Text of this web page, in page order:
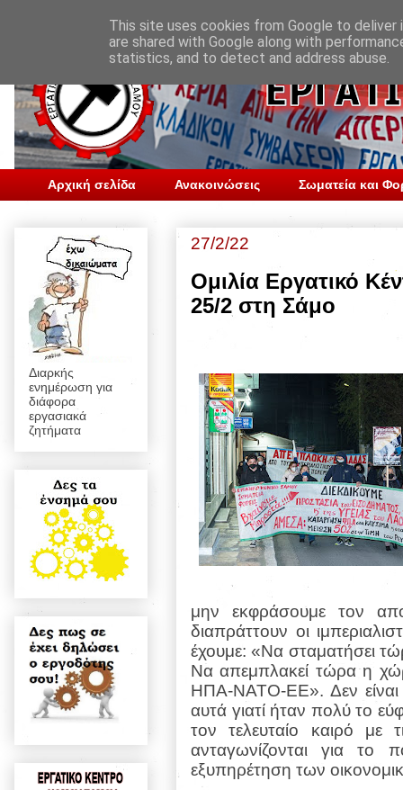
Αρχική σελίδα Ανακοινώσεις Σωματεία και
27/2/22
Ομιλία Εργατικό
25/2 στη Σάμο
μην εκφράσουμε τον
διαπράττουν οι
έχουμε: «Να σταματήσει
Να απεμπλακεί τώρα η
ΗΠΑ-ΝΑΤΟ-ΕΕ». Δεν
αυτά γιατί ήταν πολύ το
τον τελευταίο καιρό
ανταγωνίζονται για το
εξυπηρέτηση των
Διαρκής
ενημέρωση για
διάφορα
εργασιακά
ζητήματα
This site uses cookies from Google to
are shared with Google along with
statistics, and to detect and address abuse.